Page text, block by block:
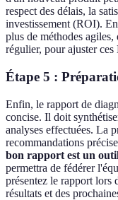
respect des délais, la
investissement (ROI).
plus de méthodes
régulier, pour ajuster
Étape 5 :
Enfin, le rapport de
concise. Il doit
analyses effectuées. La
recommandations
bon rapport est un
permettra de fédérer
présentez le rapport lors
résultats et des